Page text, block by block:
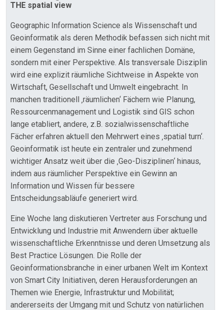
THE spatial view
Geographic Information Science als Wissenschaft und
Geoinformatik als deren Methodik befassen sich nicht mit
einem Gegenstand im Sinne einer fachlichen Domäne,
sondern mit einer Perspektive. Als transversale Disziplin
wird eine explizit räumliche Sichtweise in Aspekte von
Wirtschaft, Gesellschaft und Umwelt eingebracht. In
manchen traditionell ‚räumlichen‘ Fächern wie Planung,
Ressourcenmanagement und Logistik sind GIS schon
lange etabliert, andere, z.B. sozialwissenschaftliche
Fächer erfahren aktuell den Mehrwert eines ‚spatial turn‘.
Geoinformatik ist heute ein zentraler und zunehmend
wichtiger Ansatz weit über die ‚Geo-Disziplinen‘ hinaus,
indem aus räumlicher Perspektive ein Gewinn an
Information und Wissen für bessere
Entscheidungsabläufe generiert wird.
Eine Woche lang diskutieren Vertreter aus Forschung und
Entwicklung und Industrie mit Anwendern über aktuelle
wissenschaftliche Erkenntnisse und deren Umsetzung als
Best Practice Lösungen. Die Rolle der
Geoinformationsbranche in einer urbanen Welt im Kontext
von Smart City Initiativen, deren Herausforderungen an
Themen wie Energie, Infrastruktur und Mobilität;
andererseits der Umgang mit und Schutz von natürlichen